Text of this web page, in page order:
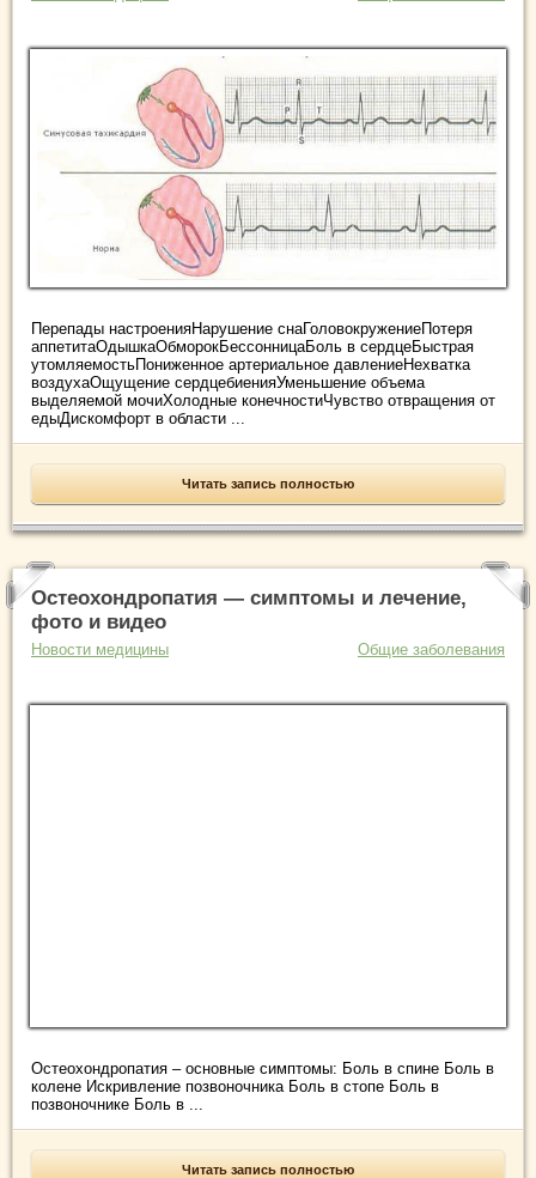
Перепады настроенияНарушение снаГоловокружениеПотеря
аппетитаОдышкаОбморокБессонницаБоль в сердцеБыстрая
утомляемостьПониженное артериальное давлениеНехватка
воздухаОщущение сердцебиенияУменьшение объема
выделяемой мочиХолодные конечностиЧувство отвращения от
едыДискомфорт в области ...
Читать запись полностью
Остеохондропатия — симптомы и лечение,
фото и видео
Новости медицины Общие заболевания
Остеохондропатия – основные симптомы: Боль в спине Боль в
колене Искривление позвоночника Боль в стопе Боль в
позвоночнике Боль в ...
Читать запись полностью